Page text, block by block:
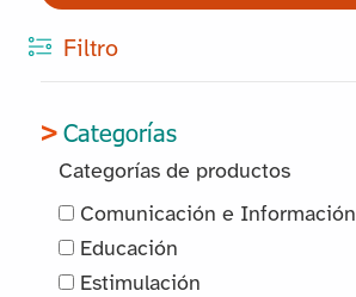
Filtro
Categorías
Categorías de productos
Comunicación e Información
Educación
Estimulación